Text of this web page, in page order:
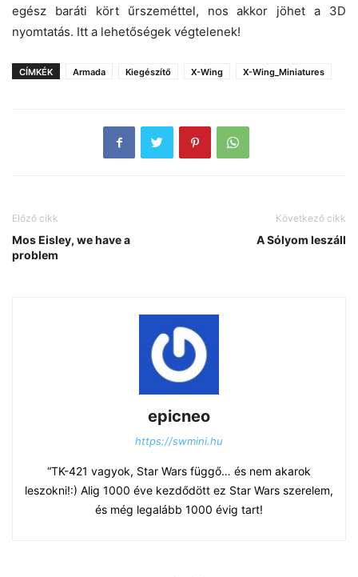
egész baráti kört űrszeméttel, nos akkor jöhet a 3D
nyomtatás. Itt a lehetőségek végtelenek!
CÍMKÉK Armada Kiegészítő X-Wing X-Wing_Miniatures
Előző cikk
Mos Eisley, we have a
problem
Következő cikk
A Sólyom leszáll
epicneo
https://swmini.hu
“TK-421 vagyok, Star Wars függő… és nem akarok
leszokni!:) Alig 1000 éve kezdődött ez Star Wars szerelem,
és még legalább 1000 évig tart!